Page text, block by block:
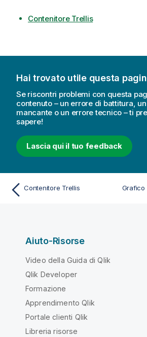
Contenitore Trellis
Hai trovato utile questa
Se riscontri problemi con questa
contenuto – un errore di battitura,
mancante o un errore tecnico – ti
sapere!
Lascia qui il tuo feedback
Contenitore Trellis Grafico
Aiuto-Risorse
Video della Guida di Qlik
Qlik Developer
Formazione
Apprendimento Qlik
Portale clienti Qlik
Libreria risorse